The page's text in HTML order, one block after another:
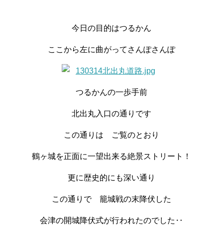
今日の目的はつるかん
ここから左に曲がってさんぽさんぽ
つるかんの一歩手前
北出丸入口の通りです
この通りは ご覧のとおり
鶴ヶ城を正面に一望出来る絶景ストリート！
更に歴史的にも深い通り
この通りで 籠城戦の末降伏した
会津の開城降伏式が行われたのでした‥